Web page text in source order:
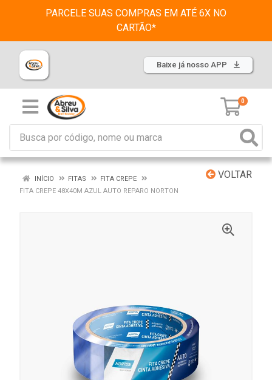
PARCELE SUAS COMPRAS EM ATÉ 6X NO
CARTÃO*
Baixe já nosso APP
0
VOLTAR
INÍCIO FITAS
FITA CREPE
FITA CREPE 48X40M AZUL AUTO REPARO NORTON